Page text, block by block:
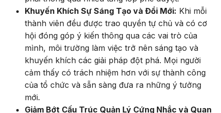
Khuyến Khích Sự Sáng Tạo và Đổi Mới: Khi mỗi
thành viên đều được trao quyền tự chủ và có cơ
hội đóng góp ý kiến thông qua các vai trò của
mình, môi trường làm việc trở nên sáng tạo và
khuyến khích các giải pháp đột phá. Mọi người
cảm thấy có trách nhiệm hơn với sự thành công
của tổ chức và sẵn sàng đưa ra những ý tưởng
mới.
Giảm Bớt Cấu Trúc Quản Lý Cứng Nhắc và Quan